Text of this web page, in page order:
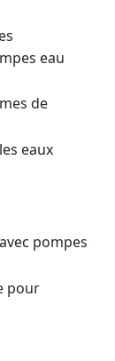
eau
de
eaux
pompes
pour